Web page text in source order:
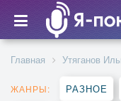
Главная Утяганов
ЖАНРЫ: РАЗНОЕ